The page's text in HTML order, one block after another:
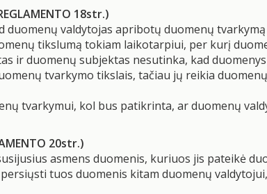
18str.)
valdytojas apribotų duomenų
tikslumą tokiam laikotarpiui, per kurį
ir duomenų subjektas nesutinka, kad
tvarkymo tikslais, tačiau jų reikia
tvarkymui, kol bus patikrinta, ar duomenų
20str.)
asmens duomenis, kuriuos jis pateikė
tuos duomenis kitam duomenų